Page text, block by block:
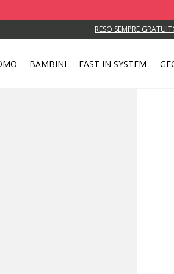
RESO SEMPRE
BAMBINI FAST IN SYSTEM